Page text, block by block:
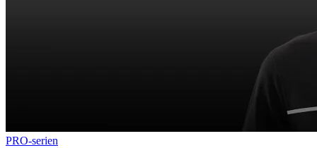
PRO-serien